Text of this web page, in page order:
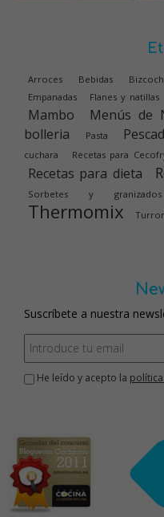
Arroces Bebidas
Empanadas Flanes y natillas
Mambo Menús de
bolleria
Pasta
cuchara
Recetas para
Recetas para dieta
Sorbetes y granizados
Thermomix
Suscríbete a nuestra
He leído y acepto la